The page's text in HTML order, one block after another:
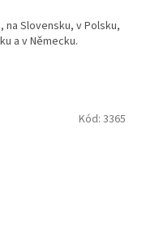
na Slovensku, v Polsku,
a v Německu.
Kód: 3365